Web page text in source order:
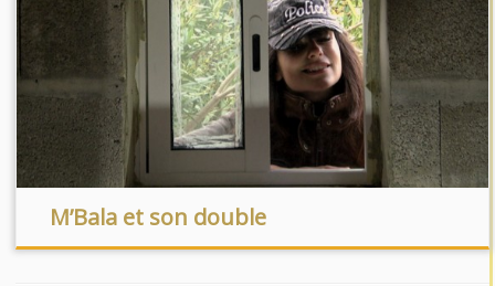
M’Bala et son double